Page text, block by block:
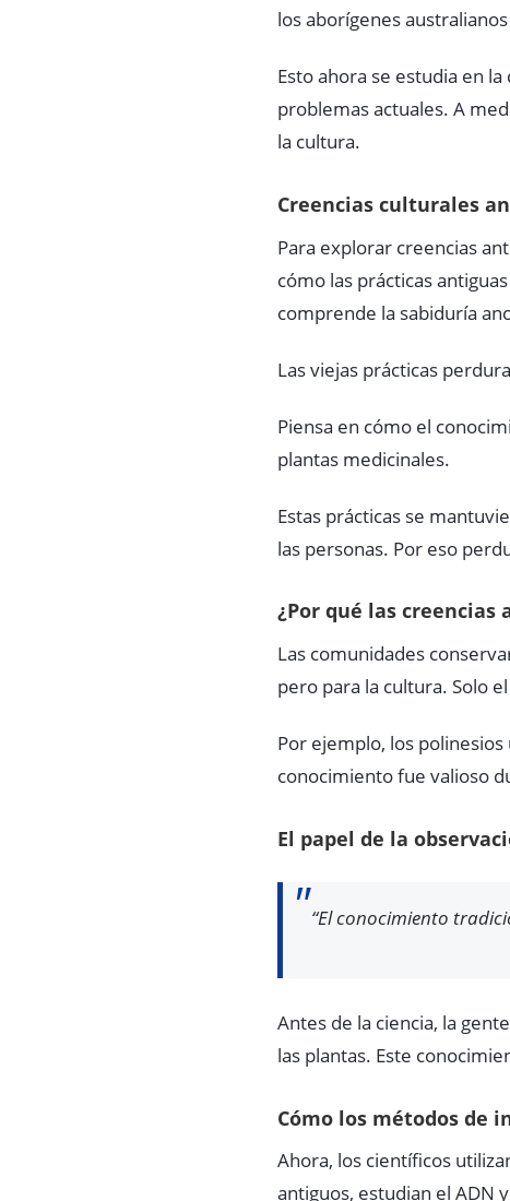
los aborígenes
Esto ahora se estudia en
problemas actuales. A
la cultura.
Creencias culturales
Para explorar creencias
cómo las prácticas
comprende la sabiduría
Las viejas prácticas
Piensa en cómo el
plantas medicinales.
Estas prácticas se
las personas. Por eso
¿Por qué las
Las comunidades
pero para la cultura. Solo
Por ejemplo, los
conocimiento fue valioso
El papel de la
“El conocimiento
Antes de la ciencia, la
las plantas. Este
Cómo los métodos de
Ahora, los científicos
antiguos, estudian el ADN